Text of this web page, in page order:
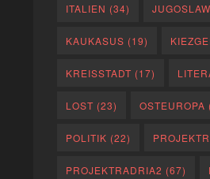
ITALIEN (34)
KAUKASUS (19)
KREISSTADT (17)
LOST (23) OSTEUROPA
POLITIK (22)
PROJEKTRADRIA2 (67)